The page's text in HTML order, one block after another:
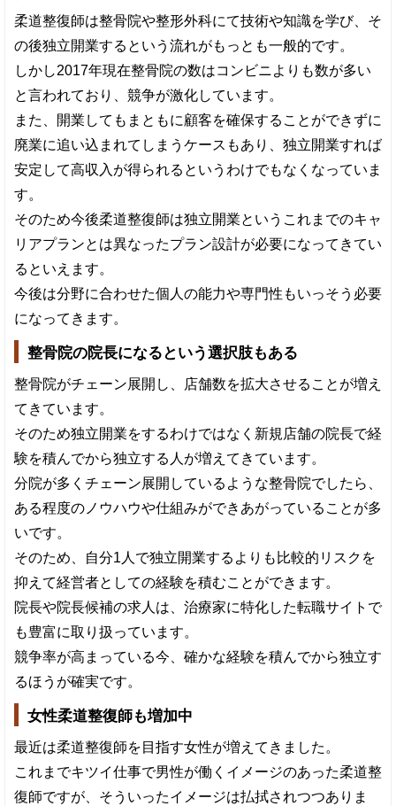
柔道整復師は整骨院や整形外科にて技術や知識を学び、そ
の後独立開業するという流れがもっとも一般的です。
しかし2017年現在整骨院の数はコンビニよりも数が多い
と言われており、競争が激化しています。
また、開業してもまともに顧客を確保することができずに
廃業に追い込まれてしまうケースもあり、独立開業すれば
安定して高収入が得られるというわけでもなくなっていま
す。
そのため今後柔道整復師は独立開業というこれまでのキャ
リアプランとは異なったプラン設計が必要になってきてい
るといえます。
今後は分野に合わせた個人の能力や専門性もいっそう必要
になってきます。
整骨院の院長になるという選択肢もある
整骨院がチェーン展開し、店舗数を拡大させることが増え
てきています。
そのため独立開業をするわけではなく新規店舗の院長で経
験を積んでから独立する人が増えてきています。
分院が多くチェーン展開しているような整骨院でしたら、
ある程度のノウハウや仕組みができあがっていることが多
いです。
そのため、自分1人で独立開業するよりも比較的リスクを
抑えて経営者としての経験を積むことができます。
院長や院長候補の求人は、治療家に特化した転職サイトで
も豊富に取り扱っています。
競争率が高まっている今、確かな経験を積んでから独立す
るほうが確実です。
女性柔道整復師も増加中
最近は柔道整復師を目指す女性が増えてきました。
これまでキツイ仕事で男性が働くイメージのあった柔道整
復師ですが、そういったイメージは払拭されつつありま